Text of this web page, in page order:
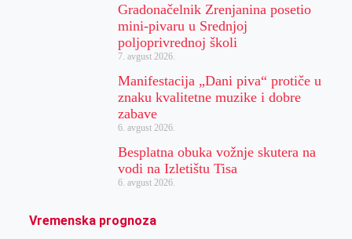
Gradonačelnik Zrenjanina posetio
mini-pivaru u Srednjoj
poljoprivrednoj školi
7. avgust 2026.
Manifestacija „Dani piva“ protiče u
znaku kvalitetne muzike i dobre
zabave
6. avgust 2026.
Besplatna obuka vožnje skutera na
vodi na Izletištu Tisa
6. avgust 2026.
Vremenska prognoza